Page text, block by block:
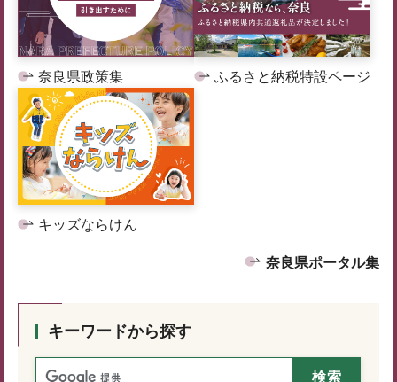
奈良県政策集 ふるさと納税特設ページ
キッズならけん
奈良県ポータル集
キーワードから探す